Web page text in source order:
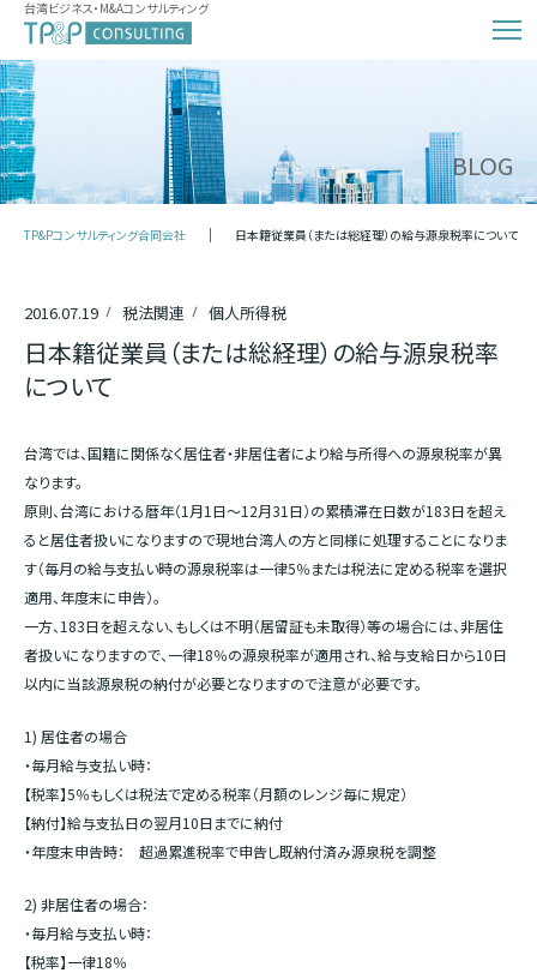
台湾ビジネス・M&Aコンサルティング
BLOG
TP&Pコンサルティング合同会社 日本籍従業員（または総経理）の給与源泉税率について
2016.07.19 税法関連 個人所得税
日本籍従業員（または総経理）の給与源泉税率
について
台湾では、国籍に関係なく居住者・非居住者により給与所得への源泉税率が異
なります。
原則、台湾における暦年（1月1日～12月31日）の累積滞在日数が183日を超え
ると居住者扱いになりますので現地台湾人の方と同様に処理することになりま
す（毎月の給与支払い時の源泉税率は一律5％または税法に定める税率を選択
適用、年度末に申告）。
一方、183日を超えない、もしくは不明（居留証も未取得）等の場合には、非居住
者扱いになりますので、一律18％の源泉税率が適用され、給与支給日から10日
以内に当該源泉税の納付が必要となりますので注意が必要です。
1) 居住者の場合
・毎月給与支払い時：
【税率】5％もしくは税法で定める税率（月額のレンジ毎に規定）
【納付】給与支払日の翌月10日までに納付
・年度末申告時： 超過累進税率で申告し既納付済み源泉税を調整
2) 非居住者の場合：
・毎月給与支払い時：
【税率】一律18％